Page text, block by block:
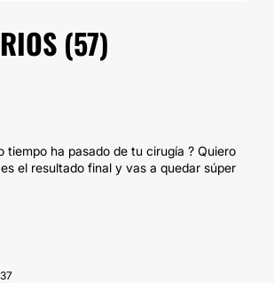
(57)
tiempo ha pasado de tu cirugía ? Quiero
el resultado final y vas a quedar súper